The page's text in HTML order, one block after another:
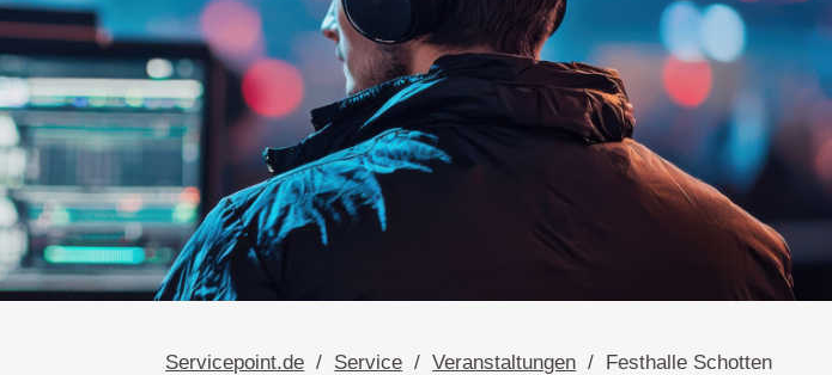
Servicepoint.de Service Veranstaltungen Festhalle Schotten